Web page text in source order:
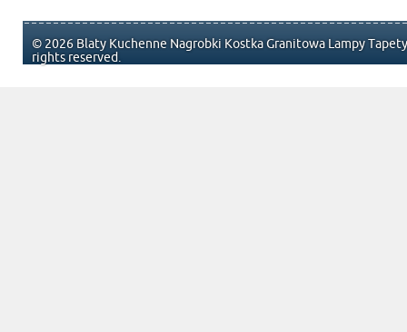
© 2026 Blaty Kuchenne Nagrobki Kostka Granitowa Lampy
rights reserved.